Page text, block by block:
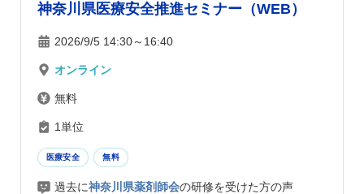
神奈川県医療安全推進セミナー（WEB）
2026/9/5 14:30～16:40
オンライン
無料
1単位
医療安全 無料
過去に神奈川県薬剤師会の研修を受けた方の声